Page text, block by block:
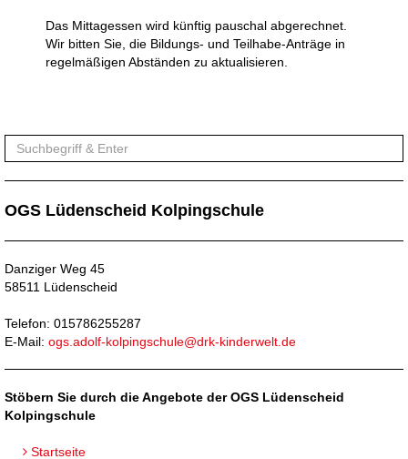
Das Mittagessen wird künftig pauschal abgerechnet.
Wir bitten Sie, die Bildungs- und Teilhabe-Anträge in
regelmäßigen Abständen zu aktualisieren.
OGS Lüdenscheid Kolpingschule
Danziger Weg 45
58511 Lüdenscheid
Telefon: 015786255287
E-Mail: ogs.adolf-kolpingschule@drk-kinderwelt.de
Stöbern Sie durch die Angebote der OGS Lüdenscheid
Kolpingschule
Startseite